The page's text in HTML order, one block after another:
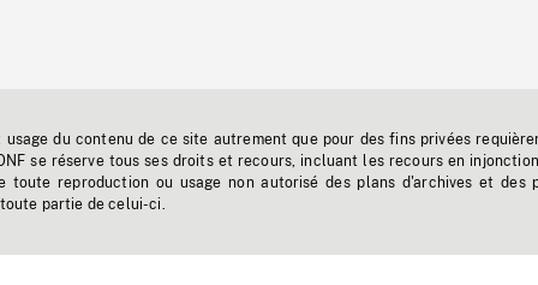
usage du contenu de ce site autrement que pour des fins privées
se réserve tous ses droits et recours, incluant les recours en
toute reproduction ou usage non autorisé des plans d'archives et des
partie de celui-ci.